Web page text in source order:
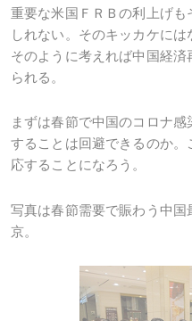
重要な米国ＦＲＢの利上げ
しれない。そのキッカケには
そのように考えれば中国経済
られる。
まずは春節で中国のコロナ
することは回避できるのか
応することになろう。
写真は春節需要で賑わう中
京。